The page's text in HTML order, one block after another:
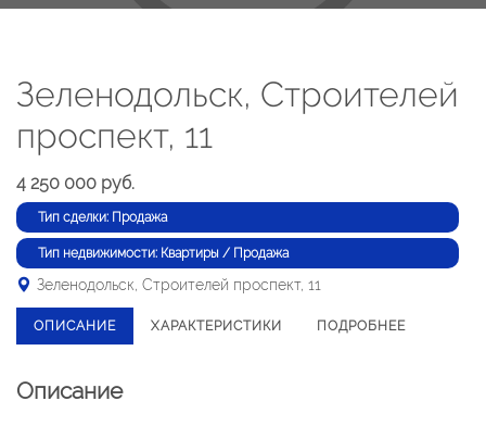
Зеленодольск, Строителей
проспект, 11
4 250 000 руб.
Тип сделки: Продажа
Тип недвижимости: Квартиры / Продажа
Зеленодольск, Строителей проспект, 11
ОПИСАНИЕ ХАРАКТЕРИСТИКИ ПОДРОБНЕЕ
Описание